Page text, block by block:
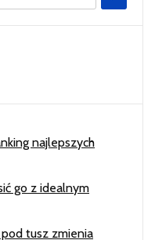
najlepszych
go z idealnym
tusz zmienia